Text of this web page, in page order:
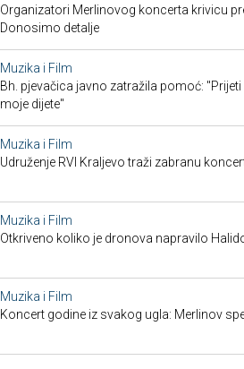
Organizatori Merlinovog koncerta krivicu
Donosimo detalje
Muzika i Film
Bh. pjevačica javno zatražila pomoć: "Prijeti
moje dijete"
Muzika i Film
Udruženje RVI Kraljevo traži zabranu
Muzika i Film
Otkriveno koliko je dronova napravilo
Muzika i Film
Koncert godine iz svakog ugla: Merlinov